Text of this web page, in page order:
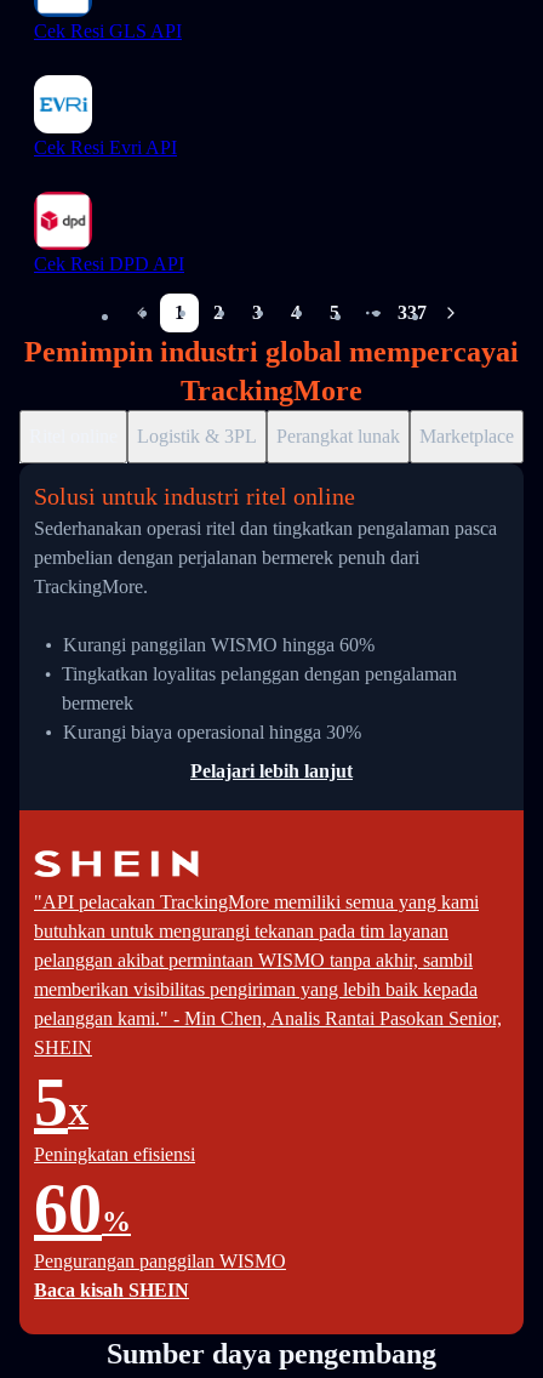
Cek Resi GLS API
Cek Resi Evri API
Cek Resi DPD API
1 2 3 4 5
More pages
337
Pemimpin industri global mempercayai
TrackingMore
Logistik & 3PL Perangkat lunak Marketplace
Solusi untuk industri ritel online
Sederhanakan operasi ritel dan tingkatkan pengalaman pasca
pembelian dengan perjalanan bermerek penuh dari
TrackingMore.
Kurangi panggilan WISMO hingga 60%
Tingkatkan loyalitas pelanggan dengan pengalaman
bermerek
Kurangi biaya operasional hingga 30%
Pelajari lebih lanjut
"API pelacakan TrackingMore memiliki semua yang kami
butuhkan untuk mengurangi tekanan pada tim layanan
pelanggan akibat permintaan WISMO tanpa akhir, sambil
memberikan visibilitas pengiriman yang lebih baik kepada
pelanggan kami." - Min Chen, Analis Rantai Pasokan Senior,
SHEIN
5X
Peningkatan efisiensi
60%
Pengurangan panggilan WISMO
Baca kisah SHEIN
Sumber daya pengembang